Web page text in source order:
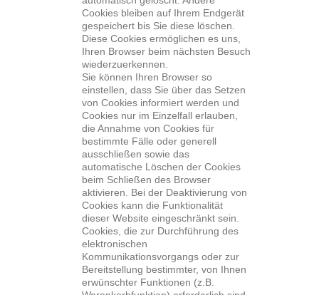
Cookies bleiben auf Ihrem Endgerät
gespeichert bis Sie diese löschen.
Diese Cookies ermöglichen es uns,
Ihren Browser beim nächsten Besuch
wiederzuerkennen.
Sie können Ihren Browser so
einstellen, dass Sie über das Setzen
von Cookies informiert werden und
Cookies nur im Einzelfall erlauben,
die Annahme von Cookies für
bestimmte Fälle oder generell
ausschließen sowie das
automatische Löschen der Cookies
beim Schließen des Browser
aktivieren. Bei der Deaktivierung von
Cookies kann die Funktionalität
dieser Website eingeschränkt sein.
Cookies, die zur Durchführung des
elektronischen
Kommunikationsvorgangs oder zur
Bereitstellung bestimmter, von Ihnen
erwünschter Funktionen (z.B.